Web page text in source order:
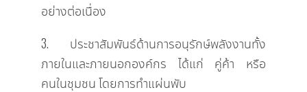
อย่างต่อเนื่อง
3. ประชาสัมพันธ์ด้านการอนุรักษ์พลังงานทั้ง
ภายในและภายนอกองค์กร ได้แก่ คู่ค้า หรือ
คนในชุมชน โดยการทำแผ่นพับ